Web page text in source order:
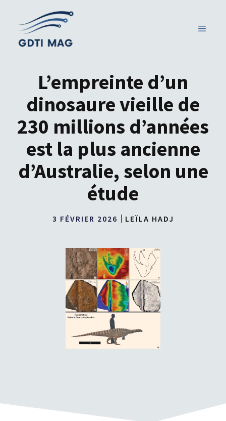
contenu
MENU
L’empreinte d’un
dinosaure vieille de
230 millions d’années
est la plus ancienne
d’Australie, selon une
étude
3 FÉVRIER 2026 LEÏLA HADJ